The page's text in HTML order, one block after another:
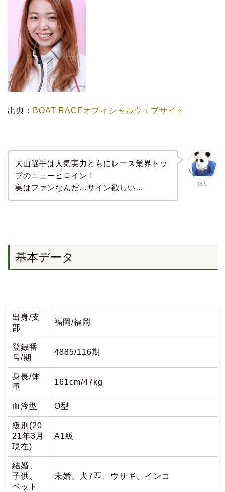
出典： BOAT RACEオフィシャルウェブサイト
銀太
大山選手は人気実力ともにレース業界トッ
プのニューヒロイン！
実はファンなんだ…サイン欲しい…
基本データ
出身/支
部
福岡/福岡
登録番
号/期
4885/116期
身長/体
重
161cm/47kg
血液型 O型
級別(20
21年3月
現在)
A1級
結婚、
子供、
ペット
未婚、犬7匹、ウサギ、インコ